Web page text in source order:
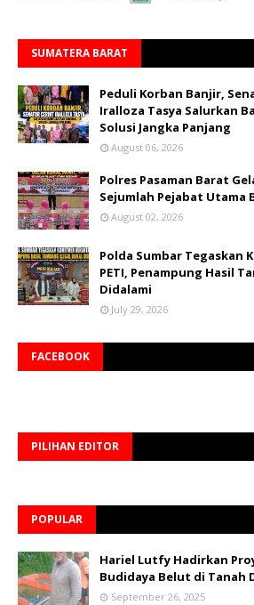
SUMATERA BARAT
Peduli Korban Banjir,
Iralloza Tasya Salurkan
Solusi Jangka Panjang
August 06, 2026
Polres Pasaman Barat
Sejumlah Pejabat Utama
August 02, 2026
Polda Sumbar Tegaskan
PETI, Penampung Hasil
Didalami
July 29, 2026
FACEBOOK
PILIHAN EDITOR
POPULAR
Hariel Lutfy Hadirkan
Budidaya Belut di Tanah
September 26, 2025